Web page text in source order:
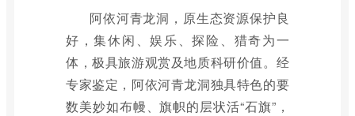
阿依河青龙洞，原生态资源保护良
好，集休闲、娱乐、探险、猎奇为一
体，极具旅游观赏及地质科研价值。经
专家鉴定，阿依河青龙洞独具特色的要
数美妙如布幔、旗帜的层状活“石旗”，